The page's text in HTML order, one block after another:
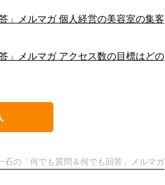
」メルマガ 個人経営の美容室の集客
」メルマガ アクセス数の目標はどの
石の「何でも質問＆何でも回答」メルマガ